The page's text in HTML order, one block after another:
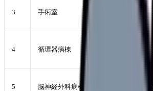
3 手術室
4 循環器病棟
5 脳神経外科病棟